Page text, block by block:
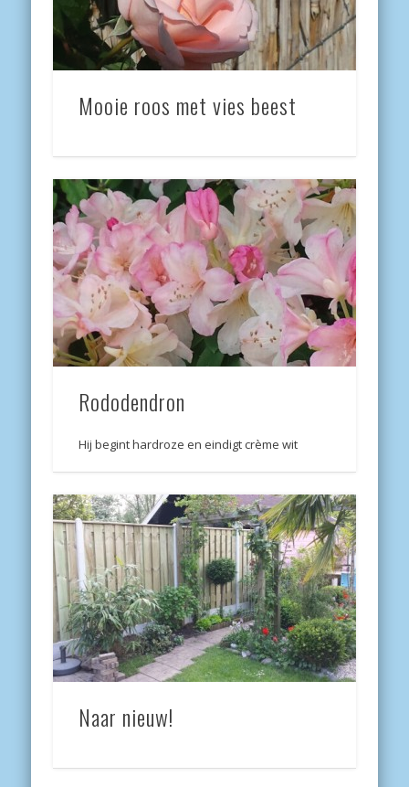
Mooie roos met vies beest
Rododendron
Hij begint hardroze en eindigt crème wit
Naar nieuw!